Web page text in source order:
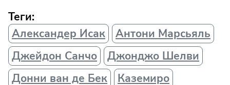
Теги:
Александер Исак
Антони Марсьяль
Джейдон Санчо
Джонджо Шелви
Донни ван де Бек
Каземиро